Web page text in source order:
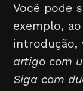
Você pode
exemplo,
introdução,
artigo com
Siga com